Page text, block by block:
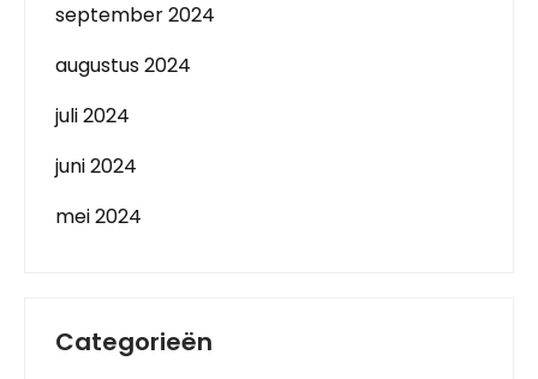
september 2024
augustus 2024
juli 2024
juni 2024
mei 2024
Categorieën